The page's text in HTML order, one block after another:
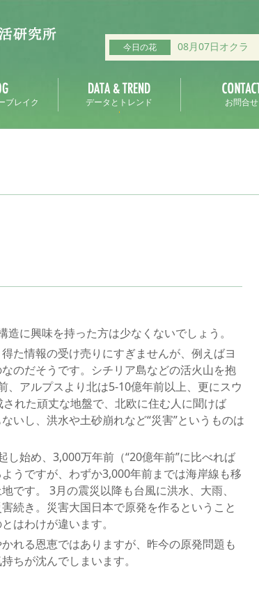
今日の花 08月07日オクラ
ブレイク データとトレンド お問合せ
に興味を持った方は少なくないでしょう。
た情報の受け売りにすぎませんが、例えばヨ
のだそうです。シチリア島などの活火山を抱
、アルプスより北は5-10億年前以上、更にスウ
れた頑丈な地盤で、北欧に住む人に聞けば
いし、洪水や土砂崩れなど“災害”というものは
始め、3,000万年前（“20億年前”に比べれば
うですが、わずか3,000年前までは海岸線も移
です。 3月の震災以降も台風に洪水、大雨、
続き。災害大国日本で原発を作るということ
はわけが違います。
れる恩恵ではありますが、昨今の原発問題も
ちが沈んでしまいます。